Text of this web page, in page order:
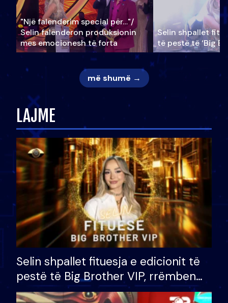
"Një falenderim special për…"/
Selin falënderon produksionin
mes emocionesh të forta
Selin shpallet
të pestë të ‘Big
më shumë →
LAJME
Selin shpallet fituesja e edicionit të
pestë të Big Brother VIP, rrëmben
çmimin e madh prej 100 mijë eurosh